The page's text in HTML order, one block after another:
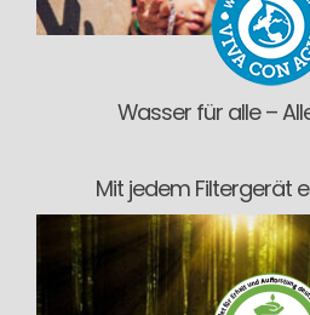
Wasser für alle –
Mit jedem Filtergerät